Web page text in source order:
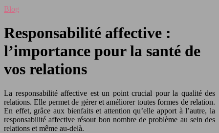
Blog
Responsabilité affective :
l’importance pour la santé de
vos relations
La responsabilité affective est un point crucial pour la qualité des
relations. Elle permet de gérer et améliorer toutes formes de relation.
En effet, grâce aux bienfaits et attention qu’elle apport à l’autre, la
responsabilité affective résout bon nombre de problème au sein des
relations et même au-delà.